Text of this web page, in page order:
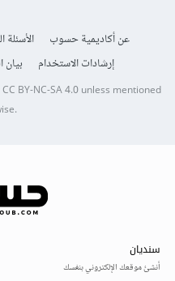
عن أكاديمية حسوب الأسئلة
إرشادات الاستخدام
CC BY-NC-SA 4.0unless mentioned